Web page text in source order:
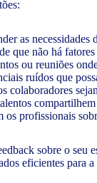
as
que não há
ou reuniões
ruídos que
colaboradores
os profissionais
sobre o
eficientes para